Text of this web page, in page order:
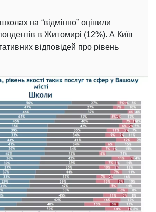
на “відмінно” оцінили
в Житомирі (12%). А Київ
відповідей про рівень